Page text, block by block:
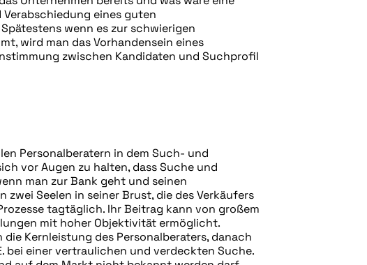
eines guten
wenn es zur schwierigen
wird man das Vorhandensein eines
zwischen Kandidaten und Suchprofil
Personalberatern in dem Such- und
vor Augen zu halten, dass Suche und
man zur Bank geht und seinen
Seelen in seiner Brust, die des Verkäufers
tagtäglich. Ihr Beitrag kann von großem
mit hoher Objektivität ermöglicht.
Kernleistung des Personalberaters, danach
bei einer vertraulichen und verdeckten Suche.